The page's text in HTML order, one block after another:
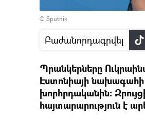
© Sputnik
Բաժանորդագրվել
Պրանկերները
Էստոնիայի
խորհրդականին:
հայտարարություն է